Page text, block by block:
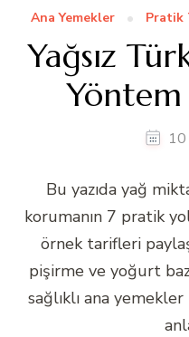
Ana Yemekler Pratik
Yağsız
10
Bu yazıda yağ
korumanın 7 pratik
örnek tarifleri
pişirme ve yoğurt
sağlıklı ana yemekler